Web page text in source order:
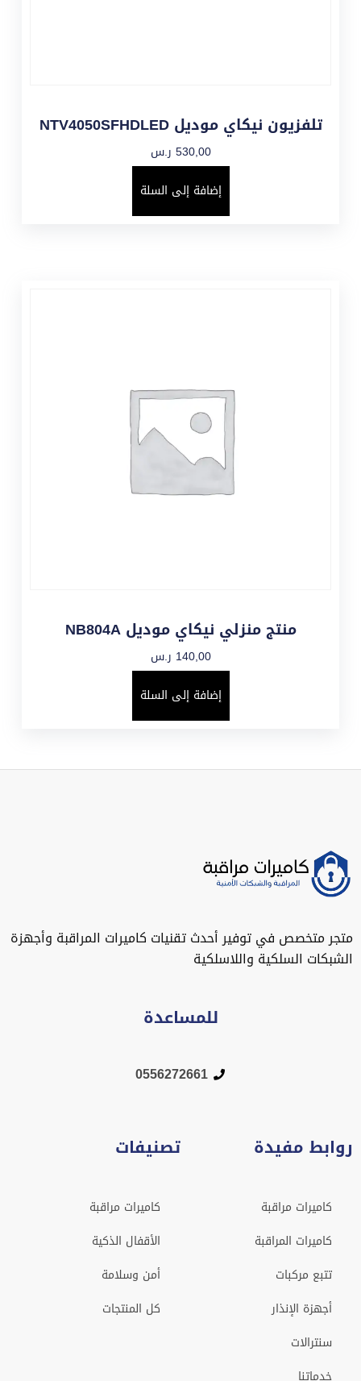
تلفزيون نيكاي موديل NTV4050SFHDLED
530,00 ر.س
إضافة إلى السلة
منتج منزلي نيكاي موديل NB804A
140,00 ر.س
إضافة إلى السلة
متجر متخصص في توفير أحدث تقنيات كاميرات المراقبة وأجهزة
الشبكات السلكية واللاسلكية
للمساعدة
0556272661
روابط مفيدة
كاميرات مراقبة
كاميرات المراقبة
تتبع مركبات
أجهزة الإنذار
سنترالات
خدماتنا
تصنيفات
كاميرات مراقبة
الأقفال الذكية
أمن وسلامة
كل المنتجات